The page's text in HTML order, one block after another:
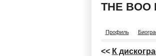
THE BOO
Профиль
<< К